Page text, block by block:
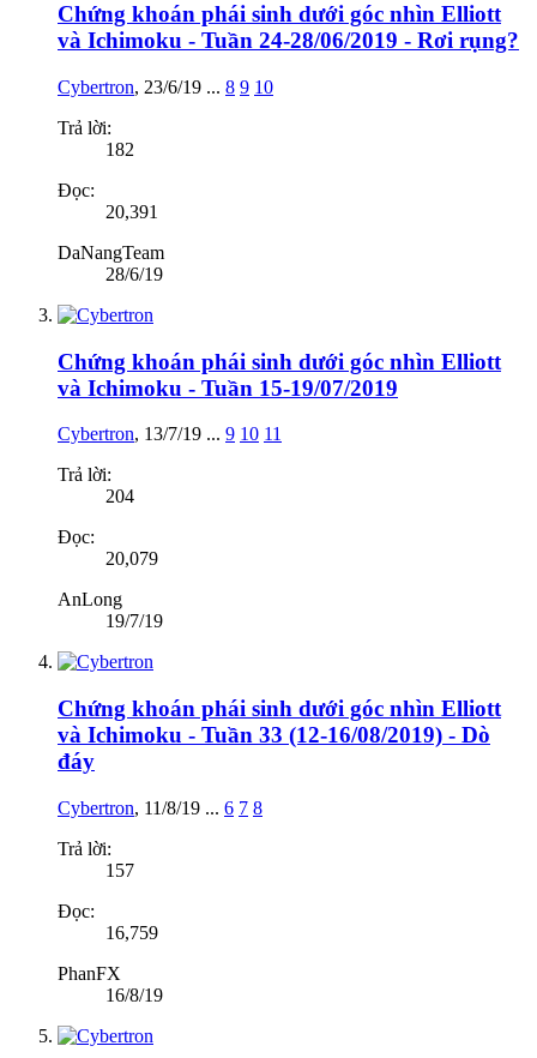
Chứng khoán phái sinh dưới góc nhìn Elliott
và Ichimoku - Tuần 24-28/06/2019 - Rơi rụng?
Cybertron, 23/6/19 ... 8 9 10
Trả lời:
182
Đọc:
20,391
DaNangTeam
28/6/19
Chứng khoán phái sinh dưới góc nhìn Elliott
và Ichimoku - Tuần 15-19/07/2019
Cybertron, 13/7/19 ... 9 10 11
Trả lời:
204
Đọc:
20,079
AnLong
19/7/19
Chứng khoán phái sinh dưới góc nhìn Elliott
và Ichimoku - Tuần 33 (12-16/08/2019) - Dò
đáy
Cybertron, 11/8/19 ... 6 7 8
Trả lời:
157
Đọc:
16,759
PhanFX
16/8/19